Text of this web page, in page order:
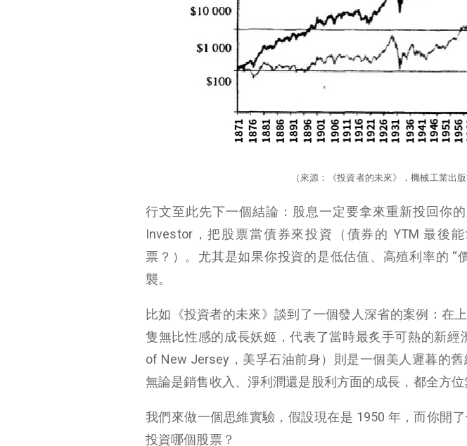
（來源：《投資者的未來》，機械工業出版
行文至此先下一個結論：股息一定要拿來重新投回你
Investor，把股票當債券來投資（債券的 YTM 最後
票？）。尤其是如果你投資的是低估值、高殖利率的 “
襲。
比如《投資者的未來》談到了一個發人深省的案例：在
隻無比性感的成長妖姬，代表了當時最炙手可熱的新經
of New Jersey，美孚石油前身）則是一個美人遲暮的
無論是銷售收入、淨利潤還是股利方面的成長，都全方位
我們來做一個思維實驗，假設現在是 1950 年，而你開
投資哪個股票？